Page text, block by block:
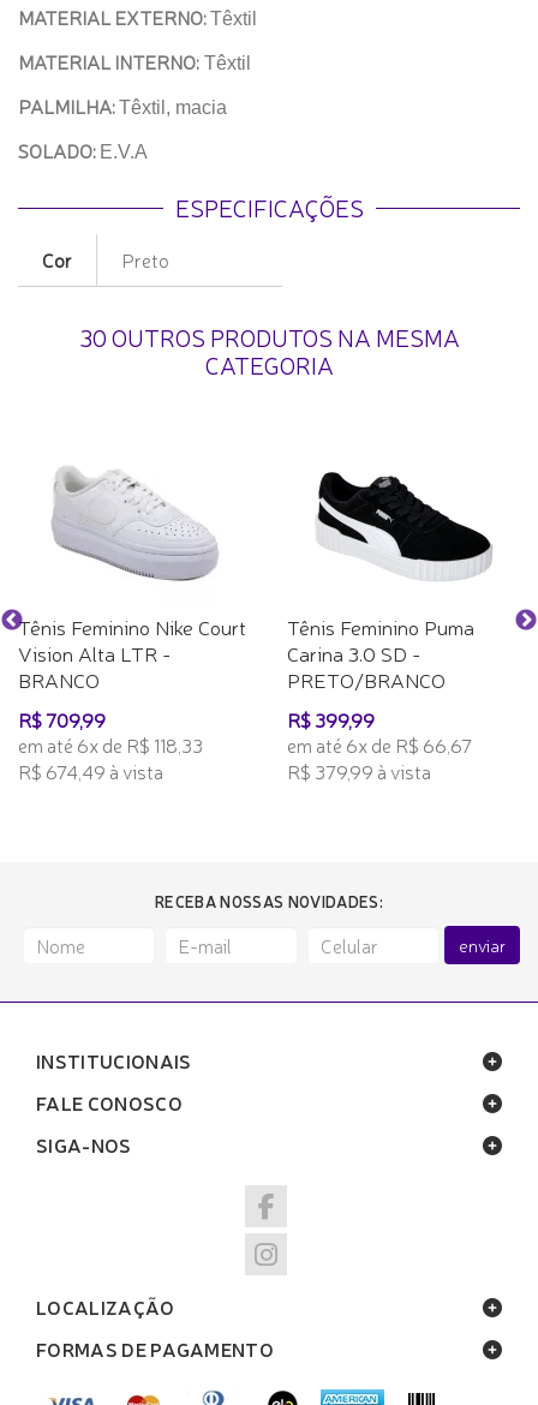
MATERIAL EXTERNO:Têxtil
MATERIAL INTERNO: Têxtil
PALMILHA:Têxtil, macia
SOLADO: E.V.A
ESPECIFICAÇÕES
Cor Preto
30 OUTROS PRODUTOS NA MESMA
CATEGORIA
Tênis Feminino Nike Court
Vision Alta LTR -
BRANCO
R$ 709,99
em até 6x de R$ 118,33
R$ 674,49 à vista
Tênis Feminino Puma
Carina 3.0 SD -
PRETO/BRANCO
R$ 399,99
em até 6x de R$ 66,67
R$ 379,99 à vista
RECEBA NOSSAS NOVIDADES:
enviar
INSTITUCIONAIS
FALE CONOSCO
SIGA-NOS
LOCALIZAÇÃO
FORMAS DE PAGAMENTO